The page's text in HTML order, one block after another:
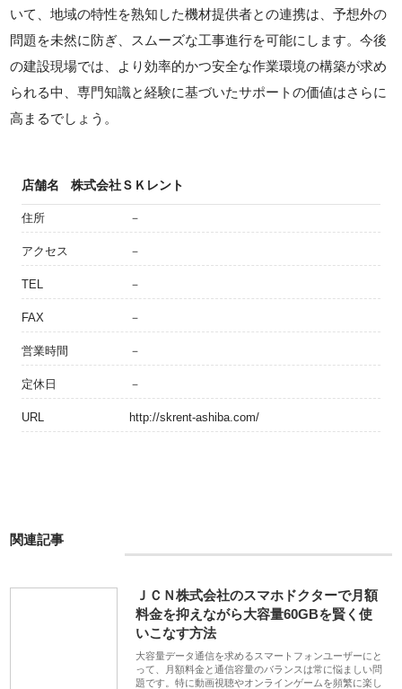
いて、地域の特性を熟知した機材提供者との連携は、予想外の
問題を未然に防ぎ、スムーズな工事進行を可能にします。今後
の建設現場では、より効率的かつ安全な作業環境の構築が求め
られる中、専門知識と経験に基づいたサポートの価値はさらに
高まるでしょう。
店舗名 株式会社ＳＫレント
住所 －
アクセス －
TEL －
FAX －
営業時間 －
定休日 －
URL http://skrent-ashiba.com/
関連記事
ＪＣＮ株式会社のスマホドクターで月額
料金を抑えながら大容量60GBを賢く使
いこなす方法
大容量データ通信を求めるスマートフォンユーザーにと
って、月額料金と通信容量のバランスは常に悩ましい問
題です。特に動画視聴やオンラインゲームを頻繁に楽し